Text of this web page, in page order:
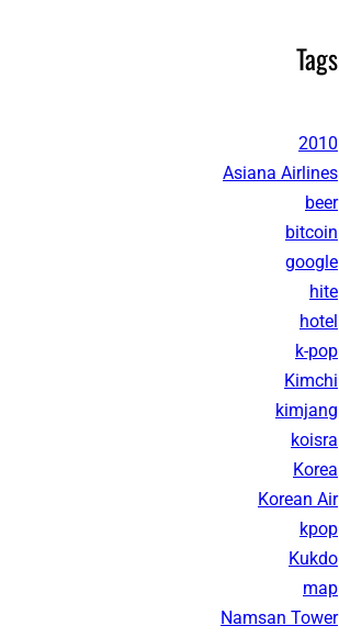
Tags
2010
Asiana Airlines
beer
bitcoin
google
hite
hotel
k-pop
Kimchi
kimjang
koisra
Korea
Korean Air
kpop
Kukdo
map
Namsan Tower